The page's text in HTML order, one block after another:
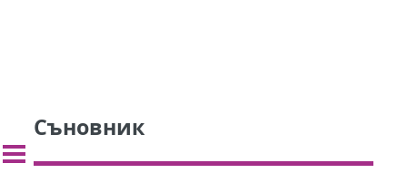
Съновник